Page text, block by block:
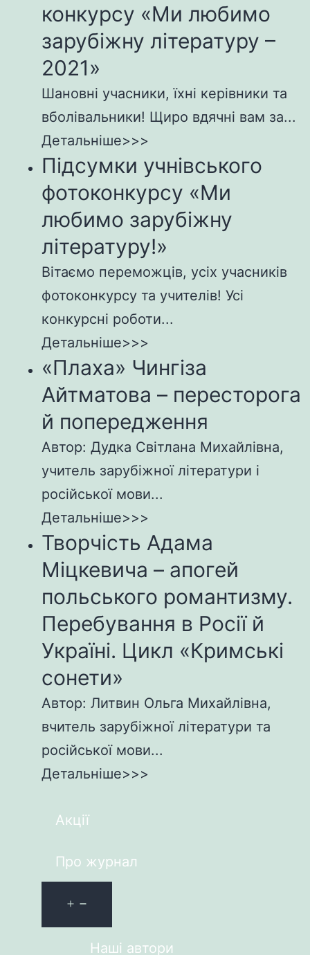
конкурсу «Ми любимо
зарубіжну літературу –
2021»
Шановні учасники, їхні керівники та
вболівальники! Щиро вдячні вам за...
Детальніше>>>
Підсумки учнівського
фотоконкурсу «Ми
любимо зарубіжну
літературу!»
Вітаємо переможців, усіх учасників
фотоконкурсу та учителів! Усі
конкурсні роботи...
Детальніше>>>
«Плаха» Чингіза
Айтматова – пересторога
й попередження
Автор: Дудка Світлана Михайлівна,
учитель зарубіжної літератури і
російської мови...
Детальніше>>>
Творчість Адама
Міцкевича – апогей
польського романтизму.
Перебування в Росії й
Україні. Цикл «Кримські
сонети»
Автор: Литвин Ольга Михайлівна,
вчитель зарубіжної літератури та
російської мови...
Детальніше>>>
Акції
Про журнал
Наші автори